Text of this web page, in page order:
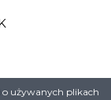
używanych plikach